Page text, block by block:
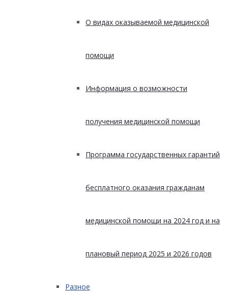
О видах оказываемой медицинской
помощи
Информация о возможности
получения медицинской помощи
Программа государственных гарантий
бесплатного оказания гражданам
медицинской помощи на 2024 год и на
плановый период 2025 и 2026 годов
Разное